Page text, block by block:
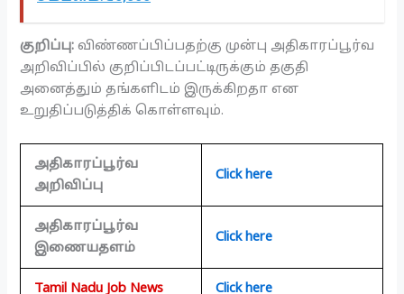
குறிப்பு: விண்ணப்பிப்பதற்கு முன்பு அதிகாரப்பூர்வ
அறிவிப்பில் குறிப்பிடப்பட்டிருக்கும் தகுதி
அனைத்தும் தங்களிடம் இருக்கிறதா என
உறுதிப்படுத்திக் கொள்ளவும்.
அதிகாரப்பூர்வ
அறிவிப்பு
Click here
அதிகாரப்பூர்வ
இணையதளம்
Click here
Tamil Nadu Job News Click here